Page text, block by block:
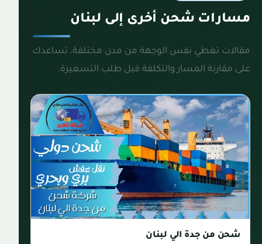
مسارات شحن أخرى إلى لبنان
مقالات تغطي نفس الوجهة من مدن مختلفة، تساعدك
على مقارنة المسار والتكلفة قبل طلب التسعيرة.
شحن من جدة الي لبنان